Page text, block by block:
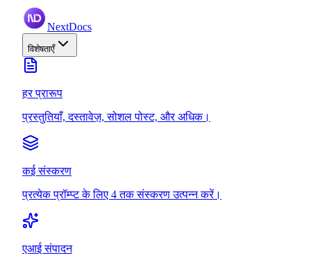
NextDocs
विशेषताएँ
हर प्रारूप
प्रस्तुतियाँ, दस्तावेज़, सोशल पोस्ट, और अधिक।
कई संस्करण
प्रत्येक प्रॉम्प्ट के लिए 4 तक संस्करण उत्पन्न करें।
एआई संपादन